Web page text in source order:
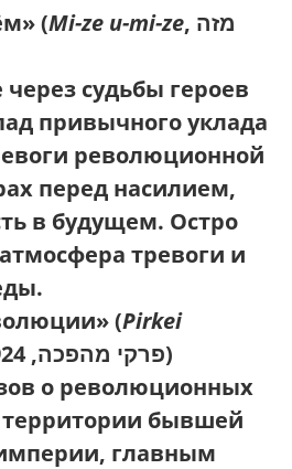
(Mi-ze u-mi-ze, מזה
судьбы героев
привычного уклада
революционной
перед насилием,
в будущем. Остро
тревоги и
(Pirkei
, פרקי מהפכה, 1924)
о революционных
территории бывшей
главным